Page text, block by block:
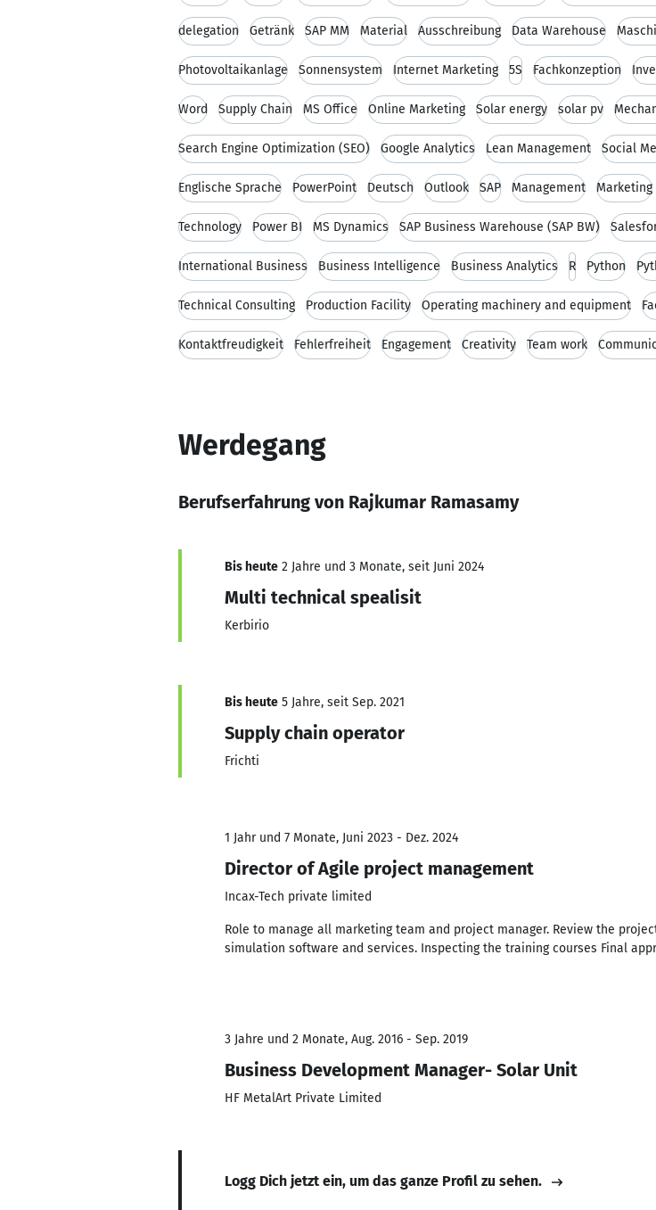
delegation Getränk SAP MM Material Ausschreibung Data Warehouse
Photovoltaikanlage Sonnensystem Internet Marketing 5S Fachkonzeption
Word Supply Chain MS Office Online Marketing Solar energy solar pv
Search Engine Optimization (SEO) Google Analytics Lean Management Social
Englische Sprache PowerPoint Deutsch Outlook SAP Management Marketing
Technology Power BI MS Dynamics SAP Business Warehouse (SAP BW)
International Business Business Intelligence Business Analytics R Python
Technical Consulting Production Facility Operating machinery and equipment
Kontaktfreudigkeit Fehlerfreiheit Engagement Creativity Team work
Werdegang
Berufserfahrung von Rajkumar Ramasamy
Bis heute 2 Jahre und 3 Monate, seit Juni 2024
Multi technical spealisit
Kerbirio
Bis heute 5 Jahre, seit Sep. 2021
Supply chain operator
Frichti
1 Jahr und 7 Monate, Juni 2023 - Dez. 2024
Director of Agile project management
Incax-Tech private limited
Role to manage all marketing team and project manager. Review the
simulation software and services. Inspecting the training courses Final
3 Jahre und 2 Monate, Aug. 2016 - Sep. 2019
Business Development Manager- Solar Unit
HF MetalArt Private Limited
Logg Dich jetzt ein, um das ganze Profil zu sehen.